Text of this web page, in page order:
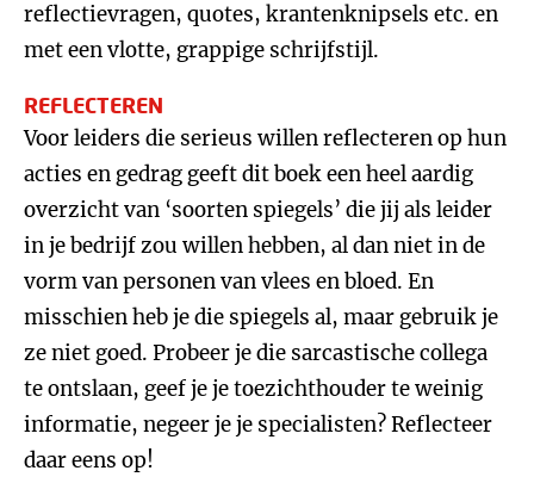
reflectievragen, quotes, krantenknipsels etc. en
met een vlotte, grappige schrijfstijl.
REFLECTEREN
Voor leiders die serieus willen reflecteren op hun
acties en gedrag geeft dit boek een heel aardig
overzicht van ‘soorten spiegels’ die jij als leider
in je bedrijf zou willen hebben, al dan niet in de
vorm van personen van vlees en bloed. En
misschien heb je die spiegels al, maar gebruik je
ze niet goed. Probeer je die sarcastische collega
te ontslaan, geef je je toezichthouder te weinig
informatie, negeer je je specialisten? Reflecteer
daar eens op!